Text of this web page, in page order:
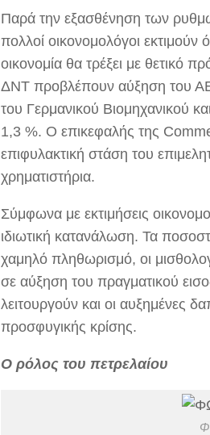
Παρά την εξασθένηση των
πολλοί οικονομολόγοι εκτιμούν
οικονομία θα τρέξει με θετικό
ΔΝΤ προβλέπουν αύξηση του ΑΕΠ
του Γερμανικού Βιομηχανικού
1,3 %. Ο επικεφαλής της
επιφυλακτική στάση του
χρηματιστήρια.
Σύμφωνα με εκτιμήσεις
ιδιωτική κατανάλωση. Τα
χαμηλό πληθωρισμό, οι
σε αύξηση του πραγματικού
λειτουργούν και οι αυξημένες
προσφυγικής κρίσης.
Ο ρόλος του πετρελαίου